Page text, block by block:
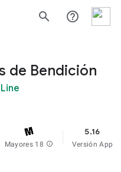
search help_outline
de Bendición
Mayores 18 info
5.16
Versión App